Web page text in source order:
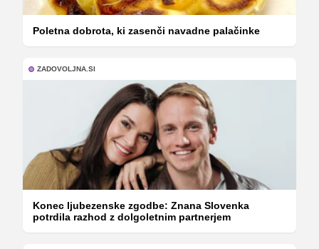
Poletna dobrota, ki zasenči navadne palačinke
ZADOVOLJNA.SI
Konec ljubezenske zgodbe: Znana Slovenka
potrdila razhod z dolgoletnim partnerjem